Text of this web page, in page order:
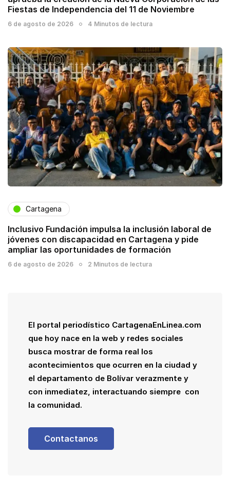
Fiestas de Independencia del 11 de Noviembre
6 de agosto de 2026 4 Minutos de lectura
Cartagena
Inclusivo Fundación impulsa la inclusión laboral de
jóvenes con discapacidad en Cartagena y pide
ampliar las oportunidades de formación
6 de agosto de 2026 2 Minutos de lectura
El portal periodístico CartagenaEnLinea.com
que hoy nace en la web y redes sociales
busca mostrar de forma real los
acontecimientos que ocurren en la ciudad y
el departamento de Bolívar verazmente y
con inmediatez, interactuando siempre con
la comunidad.
Contactanos